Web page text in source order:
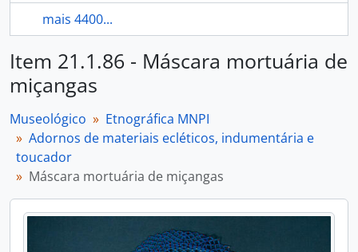
mais 4400...
Item 21.1.86 - Máscara mortuária de
miçangas
Museológico
Etnográfica MNPI
Adornos de materiais ecléticos, indumentária e
toucador
Máscara mortuária de miçangas